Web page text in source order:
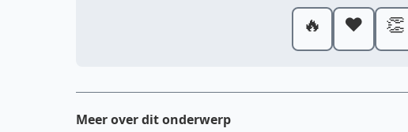
🔥 ❤️ 👏
Meer over dit onderwerp